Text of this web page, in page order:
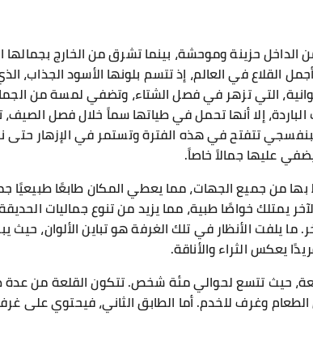
حزينة وموحشة، بينما تشرق من الخارج بجمالها
القلاع في العالم، إذ تتسم بلونها الأسود الجذاب،
التي تزهر في فصل الشتاء، وتضفي لمسة من
إلا أنها تحمل في طياتها سماً خلال فصل
تتفتح في هذه الفترة وتستمر في الإزهار حتى
عليها جمالاً خاصاً.
بها من جميع الجهات، مما يعطي المكان طابعًا طبيعيًا
يمتلك خواصًا طبية، مما يزيد من تنوع جماليات
يلفت الأنظار في تلك الغرفة هو تباين الألوان، حيث
يعكس الثراء والأناقة.
حيث تتسع لحوالي مئة شخص. تتكون القلعة من
وغرف للخدم. أما الطابق الثاني، فيحتوي على